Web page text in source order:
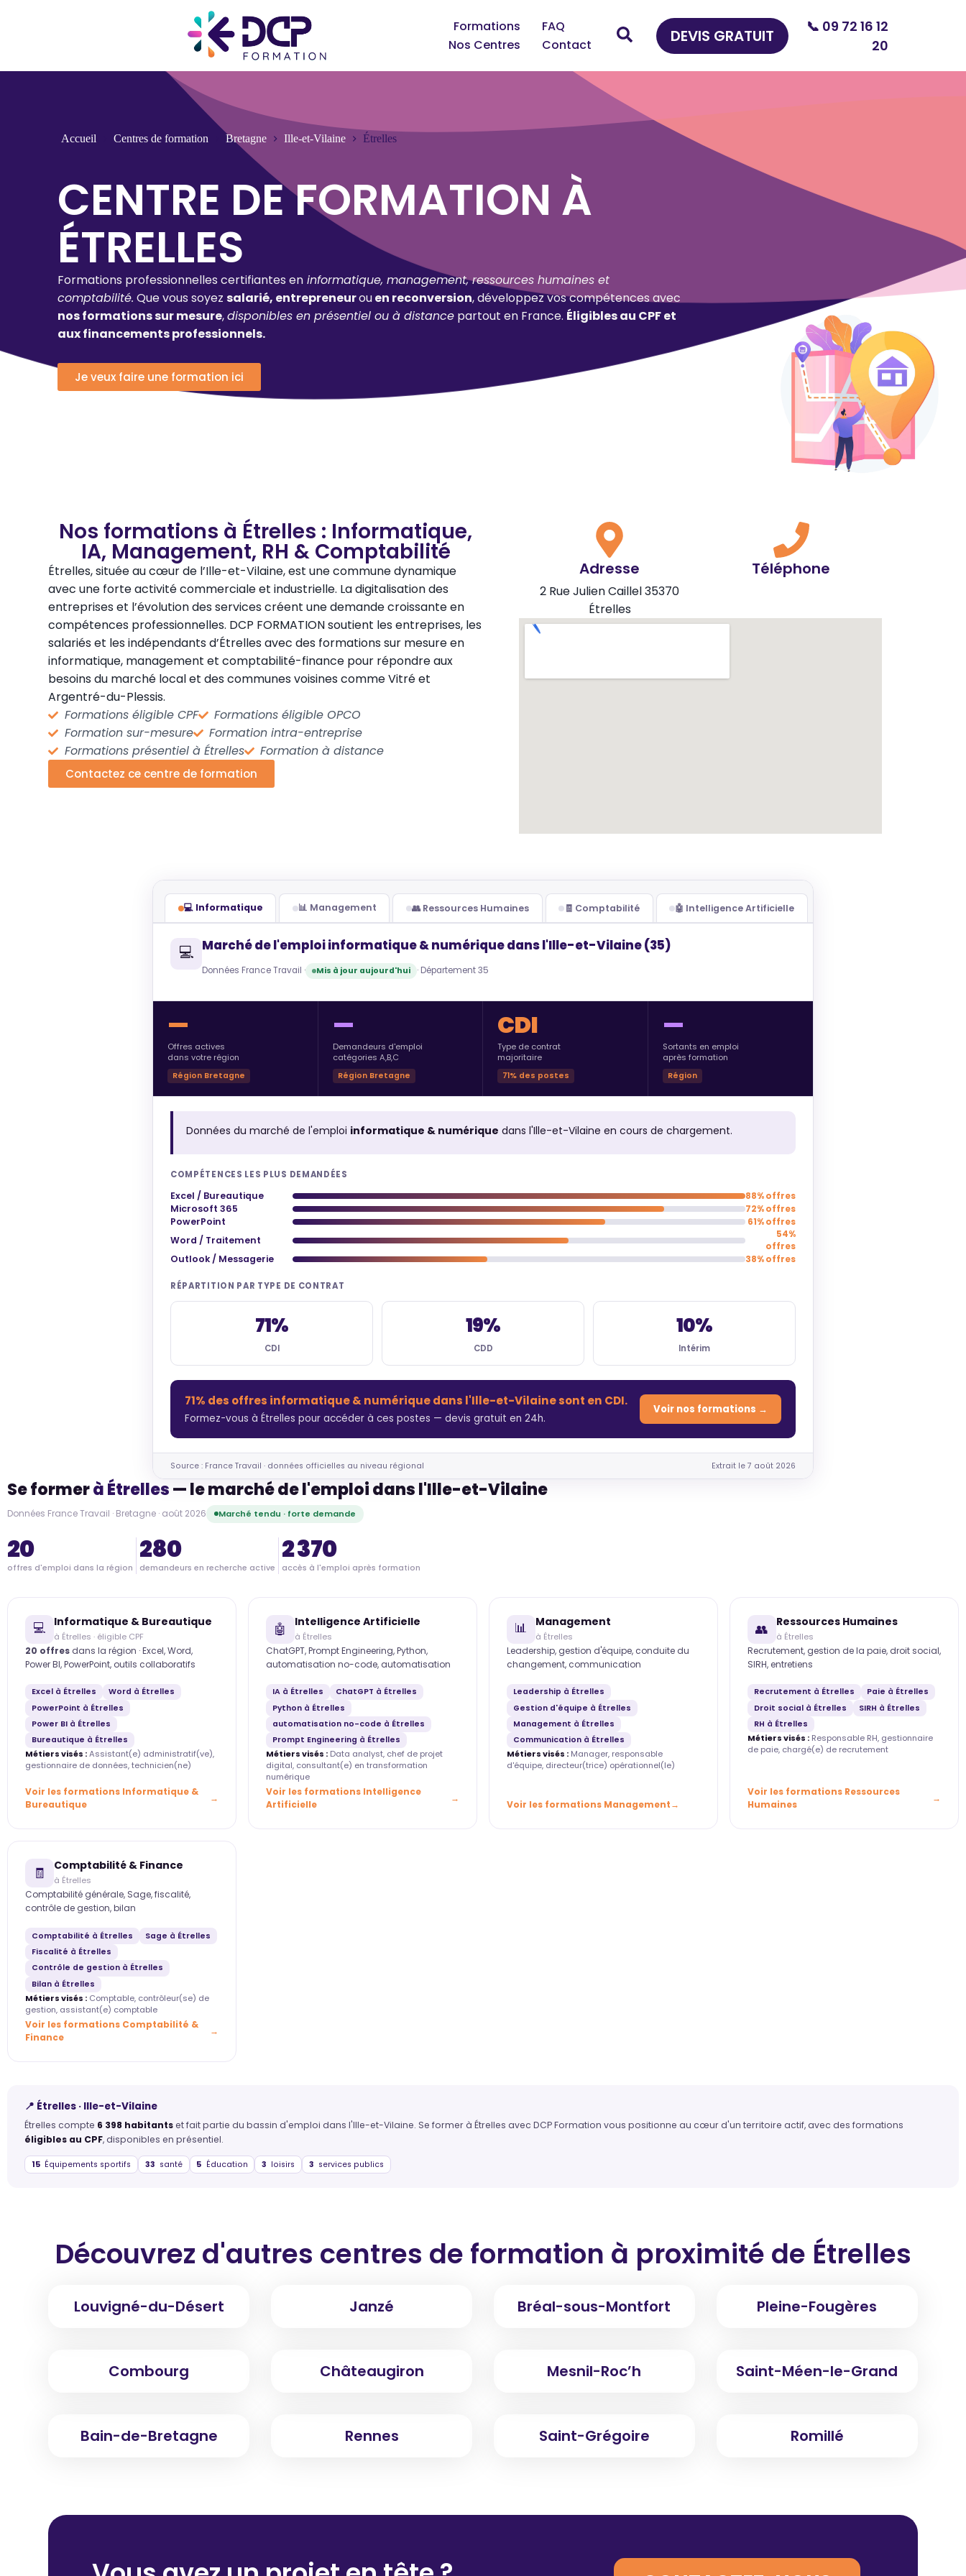
Formations
FAQ
Nos Centres
Contact DEVIS GRATUIT
📞 09 72 16 12
20
Accueil Centres de formation Bretagne Ille-et-Vilaine Étrelles
CENTRE DE FORMATION À
ÉTRELLES
Formations professionnelles certifiantes en informatique, management, ressources humaines et
comptabilité. Que vous soyez salarié, entrepreneurouen reconversion, développez vos compétences avec
nos formations sur mesure,disponibles en présentiel ou à distance partout en France. Éligibles au CPF et
aux financements professionnels.
Je veux faire une formation ici
Nos formations à Étrelles : Informatique,
IA, Management, RH & Comptabilité
Étrelles, située au cœur de l’Ille-et-Vilaine, est une commune dynamique
avec une forte activité commerciale et industrielle. La digitalisation des
entreprises et l’évolution des services créent une demande croissante en
compétences professionnelles. DCP FORMATION soutient les entreprises, les
salariés et les indépendants d’Étrelles avec des formations sur mesure en
informatique, management et comptabilité-finance pour répondre aux
besoins du marché local et des communes voisines comme Vitré et
Argentré-du-Plessis.
Formations éligible CPF
Formations éligible OPCO
Formation sur-mesure
Formation intra-entreprise
Formations présentiel à Étrelles
Formation à distance
Contactez ce centre de formation
Adresse
2 Rue Julien Caillel 35370
Étrelles
Téléphone
💻 Informatique 📊 Management 👥 Ressources Humaines 🧾 Comptabilité 🤖 Intelligence Artificielle
💻 Marché de l'emploi informatique & numérique dans l'Ille-et-Vilaine (35)
Données France Travail · Mis à jour aujourd'hui · Département 35
—
Offres actives
dans votre région
Région Bretagne
—
Demandeurs d'emploi
catégories A,B,C
Région Bretagne
CDI
Type de contrat
majoritaire
71% des postes
—
Sortants en emploi
après formation
Région
Données du marché de l'emploi informatique & numérique dans l'Ille-et-Vilaine en cours de chargement.
COMPÉTENCES LES PLUS DEMANDÉES
Excel / Bureautique 88% offres
Microsoft 365 72% offres
PowerPoint 61% offres
Word / Traitement
54%
offres
Outlook / Messagerie 38% offres
RÉPARTITION PAR TYPE DE CONTRAT
71%
CDI
19%
CDD
10%
Intérim
71% des offres informatique & numérique dans l'Ille-et-Vilaine sont en CDI.
Formez-vous à Étrelles pour accéder à ces postes — devis gratuit en 24h.
Voir nos formations →
Source : France Travail · données officielles au niveau régional Extrait le 7 août 2026
Se formerà Étrelles— le marché de l'emploi dans l'Ille-et-Vilaine
Données France Travail · Bretagne · août 2026 Marché tendu · forte demande
20
offres d'emploi dans la région
280
demandeurs en recherche active
2 370
accès à l'emploi après formation
💻 Informatique & Bureautique
à Étrelles · éligible CPF
20 offres dans la région · Excel, Word,
Power BI, PowerPoint, outils collaboratifs
Excel à Étrelles
Word à Étrelles
PowerPoint à Étrelles
Power BI à Étrelles
Bureautique à Étrelles
Métiers visés :Assistant(e) administratif(ve),
gestionnaire de données, technicien(ne)
Voir les formations Informatique &
Bureautique
🤖 Intelligence Artificielle
à Étrelles
ChatGPT, Prompt Engineering, Python,
automatisation no-code, automatisation
IA à Étrelles
ChatGPT à Étrelles
Python à Étrelles
automatisation no-code à Étrelles
Prompt Engineering à Étrelles
Métiers visés : Data analyst, chef de projet
digital, consultant(e) en transformation
numérique
Voir les formations Intelligence
Artificielle
📊 Management
à Étrelles
Leadership, gestion d'équipe, conduite du
changement, communication
Leadership à Étrelles
Gestion d'équipe à Étrelles
Management à Étrelles
Communication à Étrelles
Métiers visés : Manager, responsable
d'équipe, directeur(trice) opérationnel(le)
Voir les formations Management
👥 Ressources Humaines
à Étrelles
Recrutement, gestion de la paie, droit social,
SIRH, entretiens
Recrutement à Étrelles
Paie à Étrelles
Droit social à Étrelles
SIRH à Étrelles
RH à Étrelles
Métiers visés : Responsable RH, gestionnaire
de paie, chargé(e) de recrutement
Voir les formations Ressources
Humaines
🧾 Comptabilité & Finance
à Étrelles
Comptabilité générale, Sage, fiscalité,
contrôle de gestion, bilan
Comptabilité à Étrelles
Sage à Étrelles
Fiscalité à Étrelles
Contrôle de gestion à Étrelles
Bilan à Étrelles
Métiers visés : Comptable, contrôleur(se) de
gestion, assistant(e) comptable
Voir les formations Comptabilité &
Finance
📍 Étrelles · Ille-et-Vilaine
Étrelles compte 6 398 habitantset fait partie du bassin d'emploi dans l'Ille-et-Vilaine. Se former à Étrelles avec DCP Formation vous positionne au cœur d'un territoire actif, avec des formations
éligibles au CPF, disponibles en présentiel.
15 Équipements sportifs 33 santé 5 Éducation 3 loisirs 3 services publics
Découvrez d'autres centres de formation à proximité de Étrelles
Louvigné-du-Désert Janzé Bréal-sous-Montfort Pleine-Fougères
Combourg Châteaugiron Mesnil-Roc’h Saint-Méen-le-Grand
Bain-de-Bretagne Rennes Saint-Grégoire Romillé